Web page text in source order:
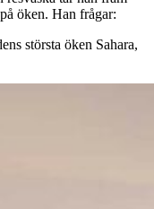
öken. Han frågar:
största öken Sahara,